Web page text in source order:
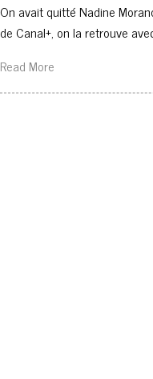
On avait quitté Nadine
de Canal+, on la retrouve
Read More